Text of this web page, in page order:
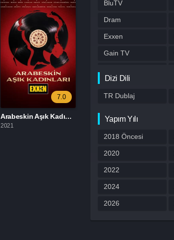
7.0
Arabeskin Aşık Kadınları
2021
BluTV
Dram
Exxen
Gain TV
Kore Dizileri
Korku
Müzik
Netflix
Polisiye
Program
Romantik
Dizi Dili
TR Dublaj
Yapım Yılı
2018 Öncesi
2020
2022
2024
2026